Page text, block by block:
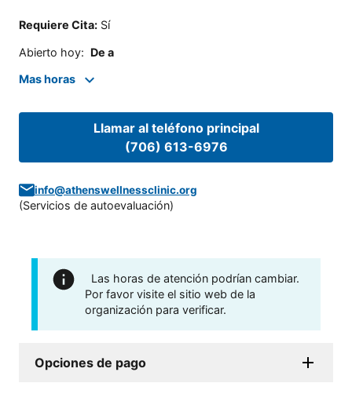
Requiere Cita: Sí
Abierto hoy: De a
Mas horas
Llamar al teléfono principal
(706) 613-6976
info@athenswellnessclinic.org
(Servicios de autoevaluación)
Las horas de atención podrían cambiar.
Por favor visite el sitio web de la
organización para verificar.
Opciones de pago